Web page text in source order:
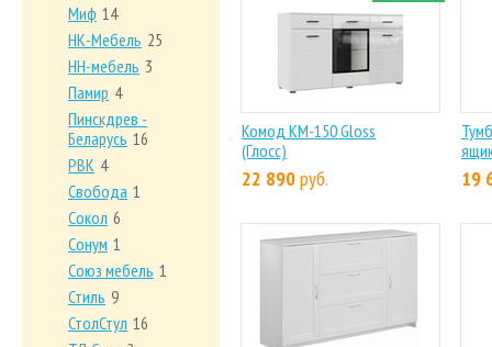
Комод КМ-150 Gloss
(Глосс)
22 890руб. 19
Миф 14
НК-Мебель 25
НН-мебель 3
Памир 4
Пинскдрев -
Беларусь 16
РВК 4
Свобода 1
Сокол 6
Сонум 1
Союз мебель 1
Стиль 9
СтолСтул 16